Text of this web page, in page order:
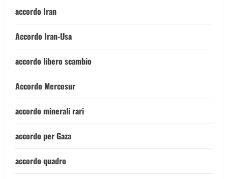
accordo Iran
Accordo Iran-Usa
accordo libero scambio
Accordo Mercosur
accordo minerali rari
accordo per Gaza
accordo quadro